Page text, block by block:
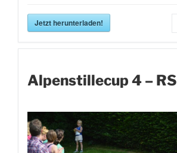
Jetzt herunterladen!
Alpenstillecup 4 – RS